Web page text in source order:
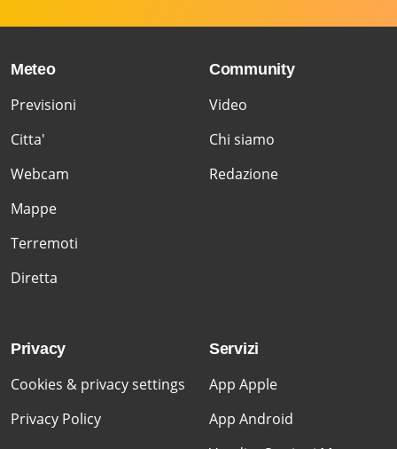
Meteo
Previsioni
Citta'
Webcam
Mappe
Terremoti
Diretta
Community
Video
Chi siamo
Redazione
Privacy
Cookies & privacy settings
Privacy Policy
Servizi
App Apple
App Android